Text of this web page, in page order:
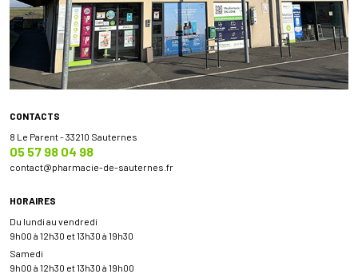
CONTACTS
8 Le Parent - 33210 Sauternes
05 57 98 04 98
contact@pharmacie-de-sauternes.fr
HORAIRES
Du lundi au vendredi
9h00 à 12h30 et 13h30 à 19h30
Samedi
9h00 à 12h30 et 13h30 à 19h00